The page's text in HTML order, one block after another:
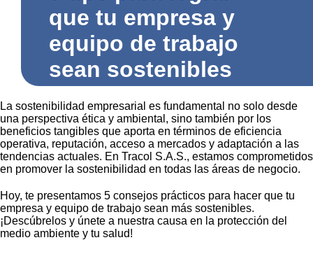
que tu empresa y
equipo de trabajo
sean sostenibles
La sostenibilidad empresarial es fundamental no solo desde
una perspectiva ética y ambiental, sino también por los
beneficios tangibles que aporta en términos de eficiencia
operativa, reputación, acceso a mercados y adaptación a las
tendencias actuales. En Tracol S.A.S., estamos comprometidos
en promover la sostenibilidad en todas las áreas de negocio.
Hoy, te presentamos 5 consejos prácticos para hacer que tu
empresa y equipo de trabajo sean más sostenibles.
¡Descúbrelos y únete a nuestra causa en la protección del
medio ambiente y tu salud!